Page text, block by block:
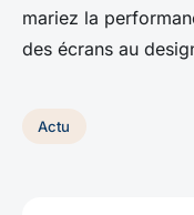
mariez la
des écrans au
Actu